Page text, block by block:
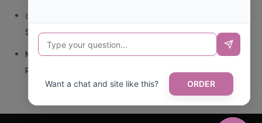
carmenharacil
SANITARIA CANARIA?
Mariana Pozoen¿CUAL ES CODIGO POSTAL DE
REPUBLICA DOMINICANA?
Want a chat and site like this? ORDER